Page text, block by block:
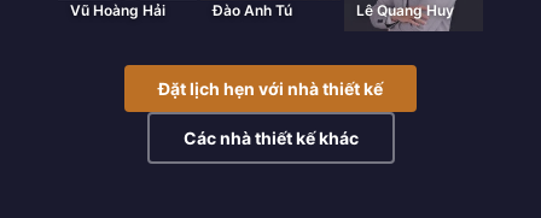
Vũ Hoàng Hải Đào Anh Tú Lê Quang Huy
Đặt lịch hẹn với nhà thiết kế
Các nhà thiết kế khác